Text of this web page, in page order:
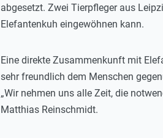
abgesetzt. Zwei Tierpfleger aus
Elefantenkuh eingewöhnen kann.
Eine direkte Zusammenkunft mit
sehr freundlich dem Menschen
„Wir nehmen uns alle Zeit, die
Matthias Reinschmidt.